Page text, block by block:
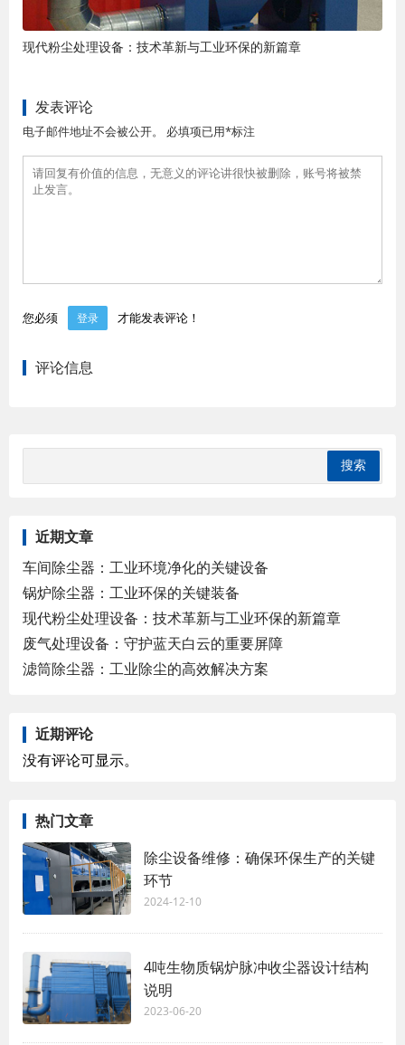
现代粉尘处理设备：技术革新与工业环保的新篇章
发表评论
电子邮件地址不会被公开。 必填项已用*标注
您必须 登录 才能发表评论！
评论信息
近期文章
车间除尘器：工业环境净化的关键设备
锅炉除尘器：工业环保的关键装备
现代粉尘处理设备：技术革新与工业环保的新篇章
废气处理设备：守护蓝天白云的重要屏障
滤筒除尘器：工业除尘的高效解决方案
近期评论
没有评论可显示。
热门文章
除尘设备维修：确保环保生产的关键
环节
2024-12-10
4吨生物质锅炉脉冲收尘器设计结构
说明
2023-06-20